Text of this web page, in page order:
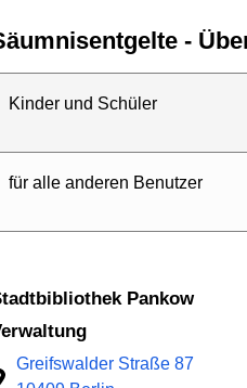
Säumnisentgelte -
Kinder und Schüler
für alle anderen Benutzer
Stadtbibliothek Pankow
Verwaltung
Greifswalder Straße 87